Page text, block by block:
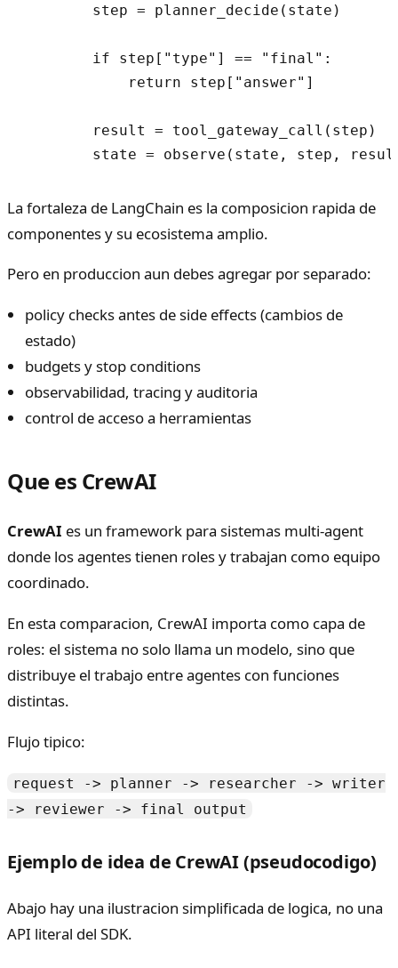
        step = planner_decide(state)
        if step["type"] == "final":
            return step["answer"]
        result = tool_gateway_call(step)
La fortaleza de LangChain es la composicion rapida de
componentes y su ecosistema amplio.
Pero en produccion aun debes agregar por separado:
policy checks antes de side effects (cambios de
estado)
budgets y stop conditions
observabilidad, tracing y auditoria
control de acceso a herramientas
Que es CrewAI
CrewAI es un framework para sistemas multi-agent
donde los agentes tienen roles y trabajan como equipo
coordinado.
En esta comparacion, CrewAI importa como capa de
roles: el sistema no solo llama un modelo, sino que
distribuye el trabajo entre agentes con funciones
distintas.
Flujo tipico:
request -> planner -> researcher -> writer
-> reviewer -> final output
Ejemplo de idea de CrewAI (pseudocodigo)
Abajo hay una ilustracion simplificada de logica, no una
API literal del SDK.